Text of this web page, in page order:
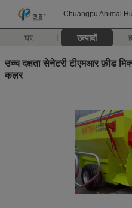
Chuangpu Animal
घर उत्पादों
उच्च दक्षता सेनेटरी टीएमआर फ़ीड
कलर